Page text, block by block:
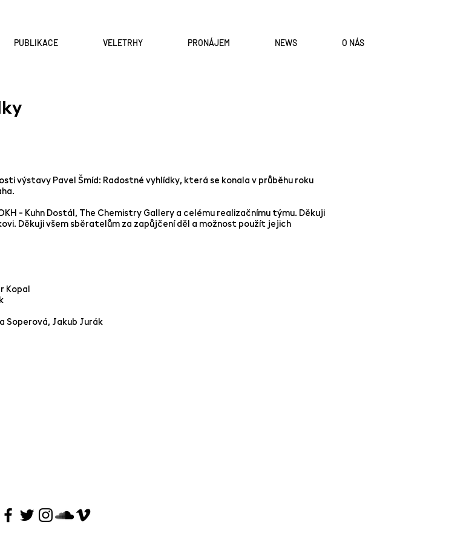
PUBLIKACE VELETRHY PRONÁJEM NEWS O NÁS
výstavy Pavel Šmíd: Radostné vyhlídky, která se konala v průběhu roku
- Kuhn Dostál, The Chemistry Gallery a celému realizačnímu týmu. Děkuji
Děkuji všem sběratelům za zapůjčení děl a možnost použít jejich
Kopal
Soperová, Jakub Jurák